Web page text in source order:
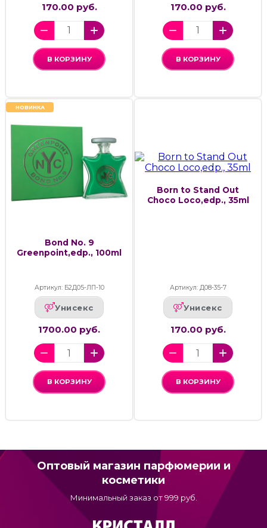
170.00 руб.
В КОРЗИНУ
170.00 руб.
В КОРЗИНУ
НОВИНКА
Bond No. 9
Greenpoint,edp., 100ml
Артикул: Б2Д05-ЛП-10
Унисекс
1700.00 руб.
В КОРЗИНУ
Born to Stand Out
Choco Loco,edp., 35ml
Артикул: Д08-35-7
Унисекс
170.00 руб.
В КОРЗИНУ
Оптовый магазин парфюмерии и
косметики
Минимальный заказ от 999 руб.